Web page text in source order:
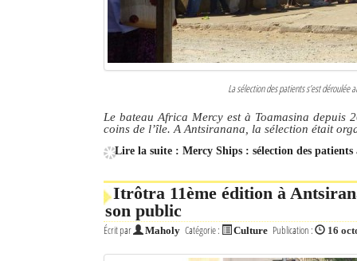
La sélection des patients s’est déroulée
Le bateau Africa Mercy est à Toamasina depuis
coins de l’île. A Antsiranana, la sélection était
Lire la suite : Mercy Ships : sélection des patients
Itrôtra 11ème édition à
son public
Écrit par Maholy Catégorie : Culture Publication : 16